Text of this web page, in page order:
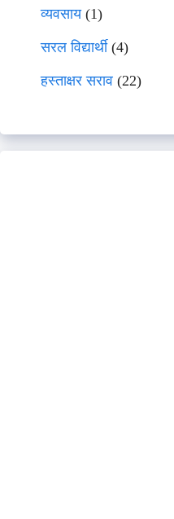
व्यवसाय(1)
सरल विद्यार्थी(4)
हस्ताक्षर सराव (22)